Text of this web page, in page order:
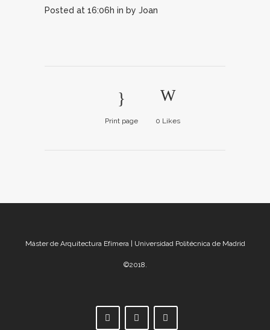
Posted at 16:06h in by Joan
Print page 0 Likes
Máster de Arquitectura Efímera | Universidad Politécnica de Madrid
©2018.